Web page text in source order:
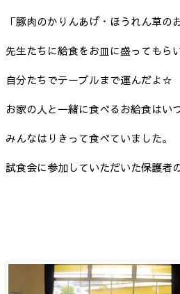
「豚肉のかりんあげ・ほうれん草の
先生たちに給食をお皿に盛ってもらい
自分たちでテーブルまで運んだよ☆
お家の人と一緒に食べるお給食はい
みんなはりきって食べていました。
試食会に参加していただいた保護者